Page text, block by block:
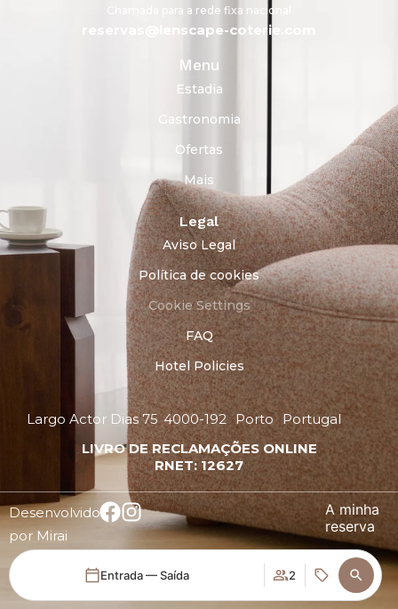
Entrada — Saída 2
Chamada para a rede fixa nacional
reservas@lenscape-coterie.com
Menu
Estadia
Gastronomia
Ofertas
Mais
Legal
Aviso Legal
Política de cookies
Cookie Settings
FAQ
Hotel Policies
Largo Actor Dias 75 4000-192 Porto Portugal
LIVRO DE RECLAMAÇÕES ONLINE
RNET: 12627
Desenvolvido
por Mirai
A minha
reserva